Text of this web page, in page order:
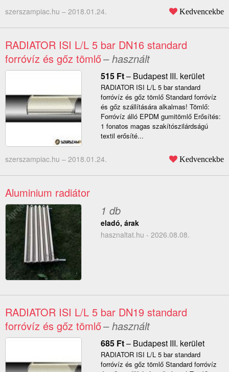
szerszampiac.hu – 2018.01.24. Kedvencekbe
RADIATOR ISI L/L 5 bar DN16 standard
forróvíz és gőz tömlő– használt
515 Ft– Budapest III. kerület
RADIATOR ISI L/L 5 bar standard
forróvíz és gőz tömlő Standard forróvíz
és gőz szállítására alkalmas! Tömlő:
Forróvíz álló EPDM gumitömlő Erősítés:
1 fonatos magas szakítószilárdságú
textil erősíté...
szerszampiac.hu – 2018.01.24. Kedvencekbe
Aluminium radiátor
1 db
eladó, árak
hasznaltat.hu - 2026.08.08.
RADIATOR ISI L/L 5 bar DN19 standard
forróvíz és gőz tömlő– használt
685 Ft– Budapest III. kerület
RADIATOR ISI L/L 5 bar standard
forróvíz és gőz tömlő Standard forróvíz